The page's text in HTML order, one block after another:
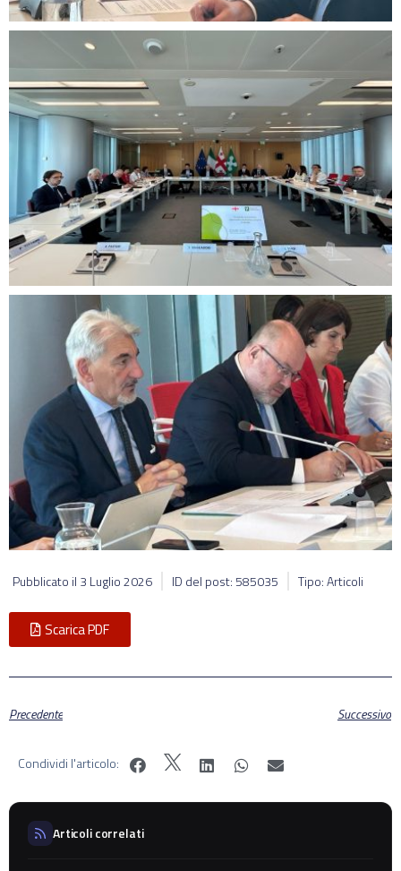
Pubblicato il 3 Luglio 2026 ID del post: 585035 Tipo: Articoli
Scarica PDF
Precedente Successivo
Condividi l'articolo:
Articoli correlati